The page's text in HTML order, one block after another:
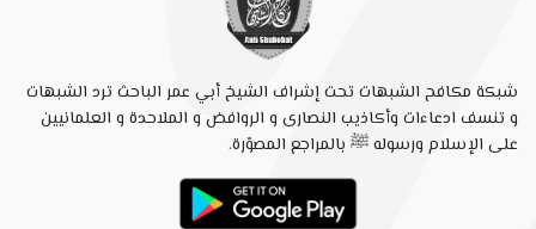
شبكة مكافح الشبهات تحت إشراف الشيخ أبي عمر الباحث ترد الشبهات
و تنسف ادعاءات وأكاذيب النصارى و الروافض و الملاحدة و العلمانيين
على الإسلام ورسوله ﷺ بالمراجع المصوّرة.